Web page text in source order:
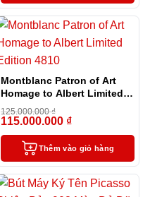
Montblanc Patron of Art
Homage to Albert Limited
Edition 4810
125.000.000₫
115.000.000 ₫
Thêm vào giỏ hàng